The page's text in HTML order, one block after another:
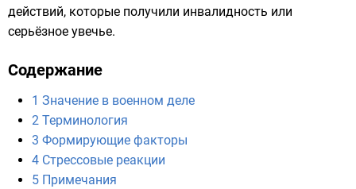
действий, которые получили инвалидность или
серьёзное увечье.
Содержание
1 Значение в военном деле
2 Терминология
3 Формирующие факторы
4 Стрессовые реакции
5 Примечания